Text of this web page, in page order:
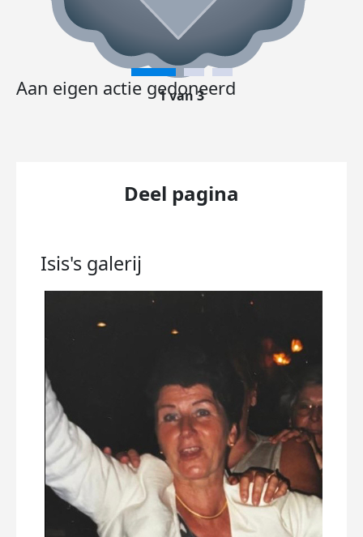
Aan eigen actie gedoneerd
1 van 3
Deel pagina
Isis's galerij